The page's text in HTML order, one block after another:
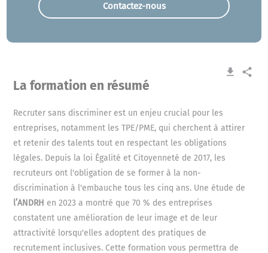
Contactez-nous
get_app share
La formation en résumé
Recruter sans discriminer est un enjeu crucial pour les
entreprises, notamment les TPE/PME, qui cherchent à attirer
et retenir des talents tout en respectant les obligations
légales. Depuis la loi Égalité et Citoyenneté de 2017, les
recruteurs ont l'obligation de se former à la non-
discrimination à l'embauche tous les cinq ans. Une étude de
l’ANDRH en 2023 a montré que 70 % des entreprises
constatent une amélioration de leur image et de leur
attractivité lorsqu'elles adoptent des pratiques de
recrutement inclusives. Cette formation vous permettra de